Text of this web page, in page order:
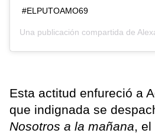
#ELPUTOAMO69
Una publicación compartida de
Esta actitud enfureció a
que indignada se
Nosotros a la mañana, el